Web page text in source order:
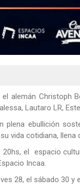
alemán Christoph
Lautaro LR,
plena ebullición
vida cotidiana,
el espacio
Incaa.
28, el sábado 30